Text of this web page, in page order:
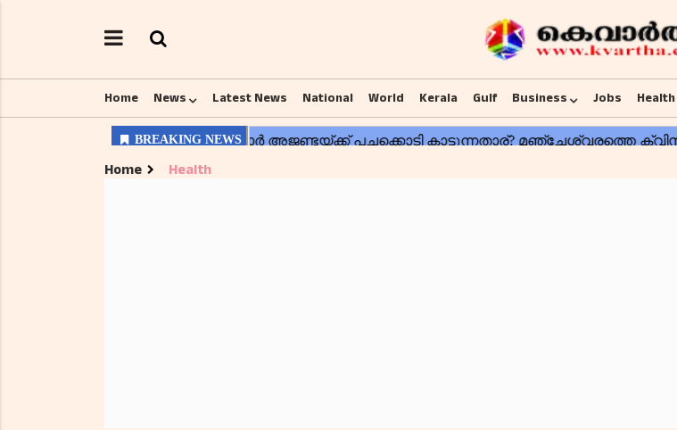
Home News Latest News National World Kerala Gulf Business Jobs Health
Home Health